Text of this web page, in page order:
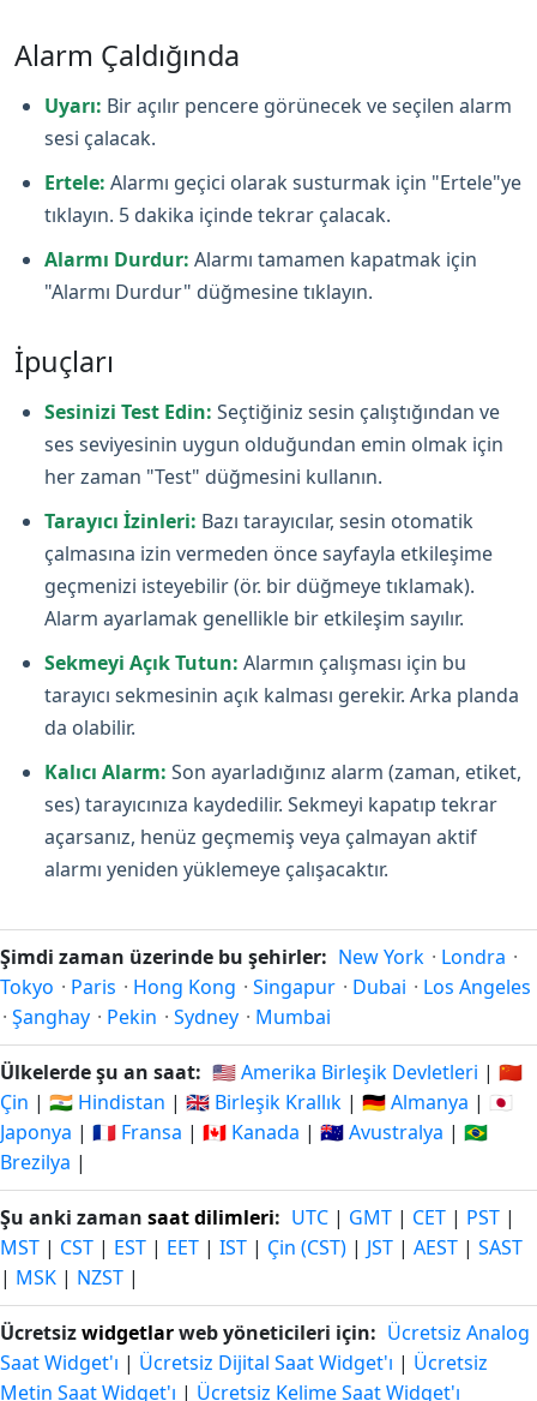
Alarm Çaldığında
Uyarı: Bir açılır pencere görünecek ve seçilen alarm
sesi çalacak.
Ertele: Alarmı geçici olarak susturmak için "Ertele"ye
tıklayın. 5 dakika içinde tekrar çalacak.
Alarmı Durdur: Alarmı tamamen kapatmak için
"Alarmı Durdur" düğmesine tıklayın.
İpuçları
Sesinizi Test Edin: Seçtiğiniz sesin çalıştığından ve
ses seviyesinin uygun olduğundan emin olmak için
her zaman "Test" düğmesini kullanın.
Tarayıcı İzinleri: Bazı tarayıcılar, sesin otomatik
çalmasına izin vermeden önce sayfayla etkileşime
geçmenizi isteyebilir (ör. bir düğmeye tıklamak).
Alarm ayarlamak genellikle bir etkileşim sayılır.
Sekmeyi Açık Tutun: Alarmın çalışması için bu
tarayıcı sekmesinin açık kalması gerekir. Arka planda
da olabilir.
Kalıcı Alarm: Son ayarladığınız alarm (zaman, etiket,
ses) tarayıcınıza kaydedilir. Sekmeyi kapatıp tekrar
açarsanız, henüz geçmemiş veya çalmayan aktif
alarmı yeniden yüklemeye çalışacaktır.
Şimdi zaman üzerinde bu şehirler: New York · Londra ·
Tokyo · Paris · Hong Kong · Singapur · Dubai · Los Angeles
· Şanghay · Pekin · Sydney · Mumbai
Ülkelerde şu an saat: 🇺🇸 Amerika Birleşik Devletleri | 🇨🇳
Çin | 🇮🇳 Hindistan | 🇬🇧 Birleşik Krallık | 🇩🇪 Almanya | 🇯🇵
Japonya | 🇫🇷 Fransa | 🇨🇦 Kanada | 🇦🇺 Avustralya | 🇧🇷
Brezilya |
Şu anki zaman saat dilimleri: UTC | GMT | CET | PST |
MST | CST | EST | EET | IST | Çin (CST) | JST | AEST | SAST
| MSK | NZST |
Ücretsizwidgetlarweb yöneticileri için: Ücretsiz Analog
Saat Widget'ı | Ücretsiz Dijital Saat Widget'ı | Ücretsiz
Metin Saat Widget'ı | Ücretsiz Kelime Saat Widget'ı